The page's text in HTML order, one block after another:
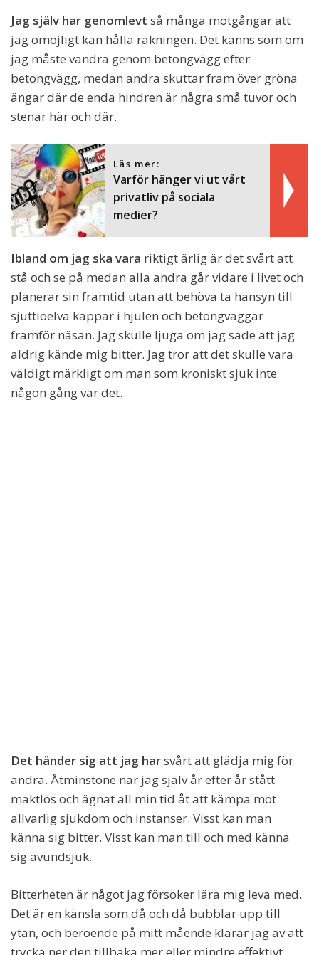
Jag själv har genomlevt så många motgångar att
jag omöjligt kan hålla räkningen. Det känns som om
jag måste vandra genom betongvägg efter
betongvägg, medan andra skuttar fram över gröna
ängar där de enda hindren är några små tuvor och
stenar här och där.
Läs mer:
Varför hänger vi ut vårt
privatliv på sociala
medier?
Ibland om jag ska vara riktigt ärlig är det svårt att
stå och se på medan alla andra går vidare i livet och
planerar sin framtid utan att behöva ta hänsyn till
sjuttioelva käppar i hjulen och betongväggar
framför näsan. Jag skulle ljuga om jag sade att jag
aldrig kände mig bitter. Jag tror att det skulle vara
väldigt märkligt om man som kroniskt sjuk inte
någon gång var det.
Det händer sig att jag harsvårt att glädja mig för
andra. Åtminstone när jag själv år efter år stått
maktlös och ägnat all min tid åt att kämpa mot
allvarlig sjukdom och instanser. Visst kan man
känna sig bitter. Visst kan man till och med känna
sig avundsjuk.
Bitterheten är något jag försöker lära mig leva med.
Det är en känsla som då och då bubblar upp till
ytan, och beroende på mitt mående klarar jag av att